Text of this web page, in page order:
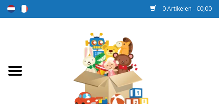
0 Artikelen - €0,00
Speelgoed